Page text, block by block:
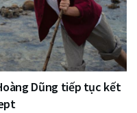
Dũng tiếp tục kết